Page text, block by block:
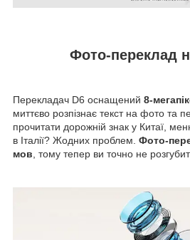
Фото-переклад
Перекладач D6 оснащений 8-
миттєво розпізнає текст на фото та
прочитати дорожній знак у Китаї,
в Італії? Жодних проблем. Фото-
мов , тому тепер ви точно не